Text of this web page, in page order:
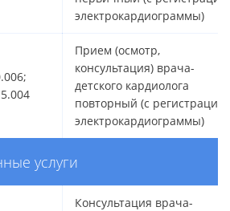
электрокардиограммы)
Прием (осмотр,
консультация) врача-
детского кардиолога
повторный (с
электрокардиограммы)
услуги
Консультация врача-